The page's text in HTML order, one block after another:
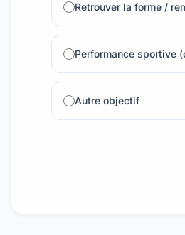
Retrouver la forme /
Performance sportive
Autre objectif